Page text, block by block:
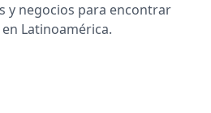
y negocios para encontrar
Latinoamérica.